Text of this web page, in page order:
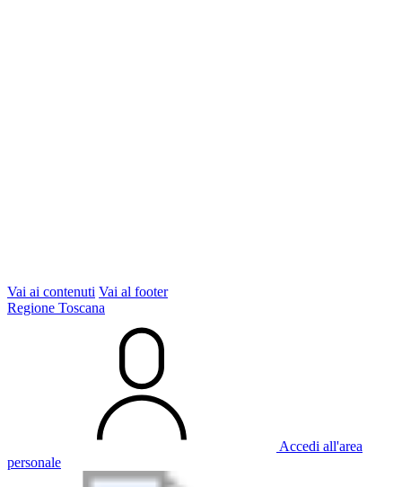
Vai ai contenuti Vai al footer
Regione Toscana
Accedi all'area
personale